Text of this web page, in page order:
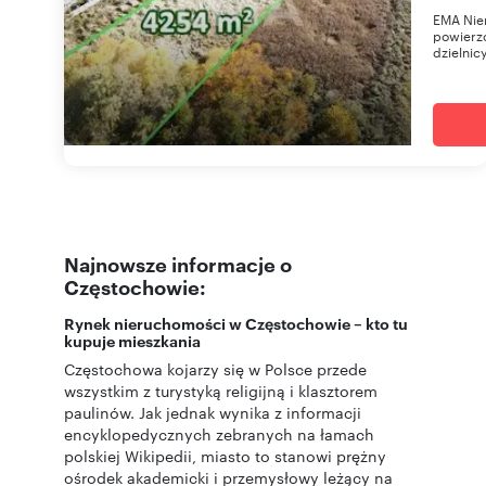
EMA
Najnowsze informacje o
Częstochowie:
Rynek nieruchomości w Częstochowie – kto tu
kupuje mieszkania
Częstochowa kojarzy się w Polsce przede
wszystkim z turystyką religijną i klasztorem
paulinów. Jak jednak wynika z informacji
encyklopedycznych zebranych na łamach
polskiej Wikipedii, miasto to stanowi prężny
ośrodek akademicki i przemysłowy leżący na